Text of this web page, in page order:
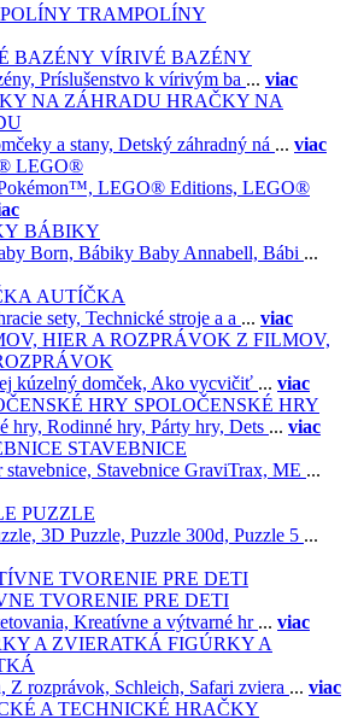
TRAMPOLÍNY
VÍRIVÉ BAZÉNY
Príslušenstvo k vírivým ba ... viac
HRAČKY NA
a stany, Detský záhradný ná ... viac
LEGO®
LEGO® Editions, LEGO®
BÁBIKY
Born, Bábiky Baby Annabell, Bábi ...
AUTÍČKA
sety, Technické stroje a a ... viac
Z FILMOV,
kúzelný domček, Ako vycvičiť ... viac
SPOLOČENSKÉ HRY
hry, Rodinné hry, Párty hry, Dets ... viac
STAVEBNICE
Stavebnice GraviTrax, ME ...
PUZZLE
3D Puzzle, Puzzle 300d, Puzzle 5 ...
TVORENIE PRE DETI
Kreatívne a výtvarné hr ... viac
FIGÚRKY A
Z rozprávok, Schleich, Safari zviera ... viac